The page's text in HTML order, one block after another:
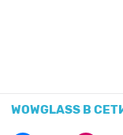
WOWGLASS В